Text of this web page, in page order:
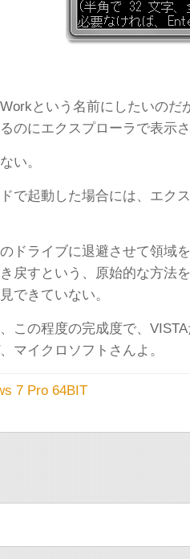
という名前にしたいの
のにエクスプローラで表示
い。
で起動した場合には、エク
ドライブに退避させて領域
戻すという、原始的な方法
できていない。
この程度の完成度で、
マイクロソフトさんよ。
7 Pro 64BIT